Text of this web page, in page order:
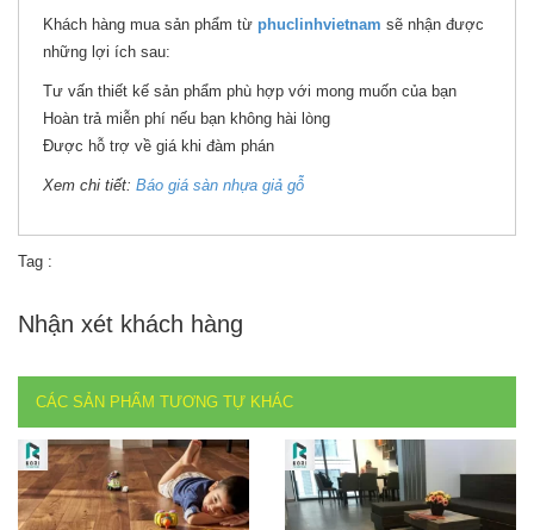
Khách hàng mua sản phẩm từ phuclinhvietnam sẽ nhận được
những lợi ích sau:
Tư vấn thiết kế sản phẩm phù hợp với mong muốn của bạn
Hoàn trả miễn phí nếu bạn không hài lòng
Được hỗ trợ về giá khi đàm phán
Xem chi tiết: Báo giá sàn nhựa giả gỗ
Tag :
Nhận xét khách hàng
CÁC SẢN PHẨM TƯƠNG TỰ KHÁC